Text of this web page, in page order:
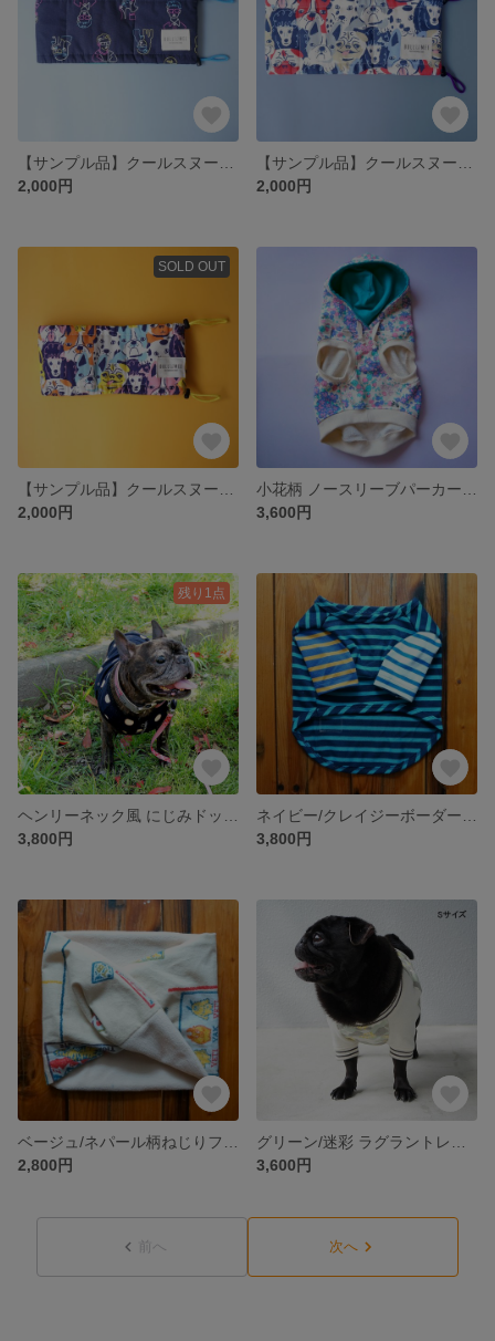
2,000円
2,000円
SOLD OUT
2,000円
3,600円
残り1点
3,800円
3,800円
2,800円
3,600円
前へ 次へ